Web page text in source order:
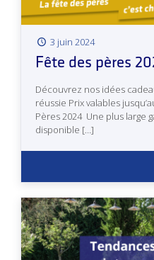
3 juin 2024
Fête des pères
Découvrez nos idées
réussie Prix valables
Pères 2024 Une plus large
disponible […]